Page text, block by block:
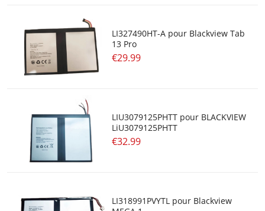
LI327490HT-A pour Blackview Tab
13 Pro
€29.99
LIU3079125PHTT pour BLACKVIEW
LiU3079125PHTT
€32.99
LI318991PVYTL pour Blackview